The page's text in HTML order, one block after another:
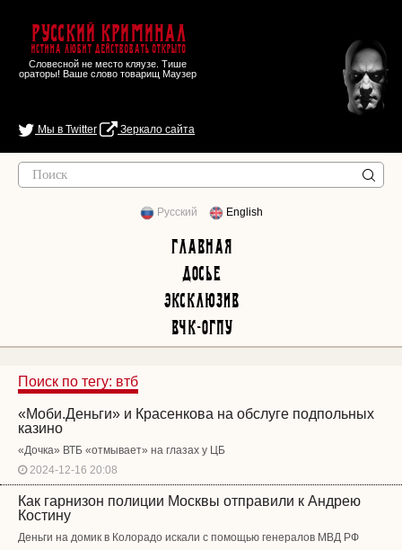
Русский Криминал
Истина любит действовать открыто
Словесной не место кляузе. Тише
ораторы! Ваше слово товарищ Маузер
Мы в Twitter Зеркало сайта
Русский English
Главная
Досье
Эксклюзив
ВЧК-ОГПУ
Поиск по тегу: втб
«Моби.Деньги» и Красенкова на обслуге подпольных
казино
«Дочка» ВТБ «отмывает» на глазах у ЦБ
2024-12-16 20:08
Как гарнизон полиции Москвы отправили к Андрею
Костину
Деньги на домик в Колорадо искали с помощью генералов МВД РФ